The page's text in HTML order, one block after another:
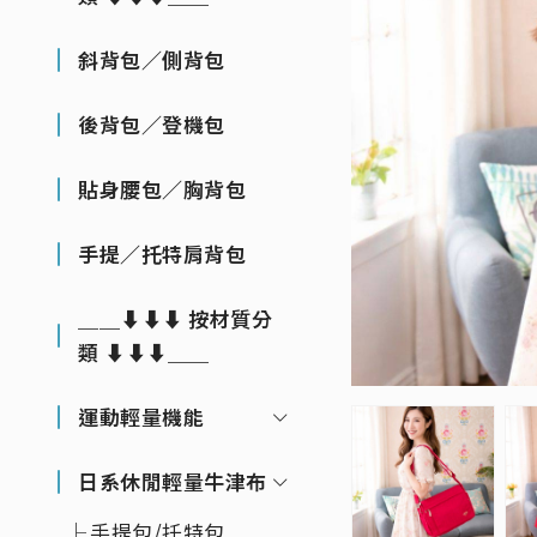
斜背包／側背包
後背包／登機包
貼身腰包／胸背包
手提／托特肩背包
＿＿⬇⬇⬇ 按材質分
類 ⬇⬇⬇＿＿
運動輕量機能
日系休閒輕量牛津布